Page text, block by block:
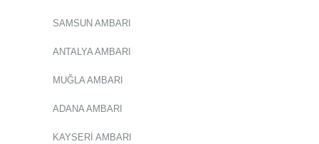
SAMSUN AMBARI
ANTALYA AMBARI
MUĞLA AMBARI
ADANA AMBARI
KAYSERİ AMBARI